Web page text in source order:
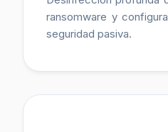
ransomware y
seguridad pasiva.